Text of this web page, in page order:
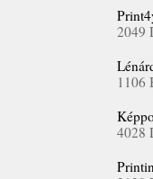
2049
1106
4028